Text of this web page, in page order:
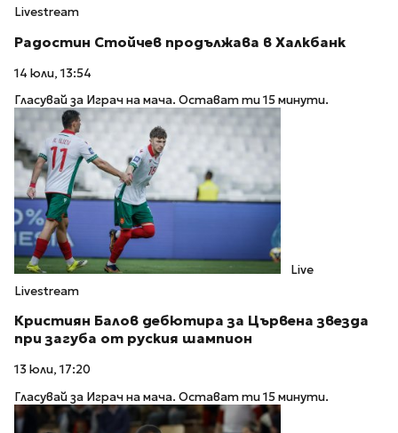
Livestream
Радостин Стойчев продължава в Халкбанк
14 юли, 13:54
Гласувай за Играч на мача. Остават ти 15 минути.
Live
Livestream
Кристиян Балов дебютира за Цървена звезда
при загуба от руския шампион
13 юли, 17:20
Гласувай за Играч на мача. Остават ти 15 минути.